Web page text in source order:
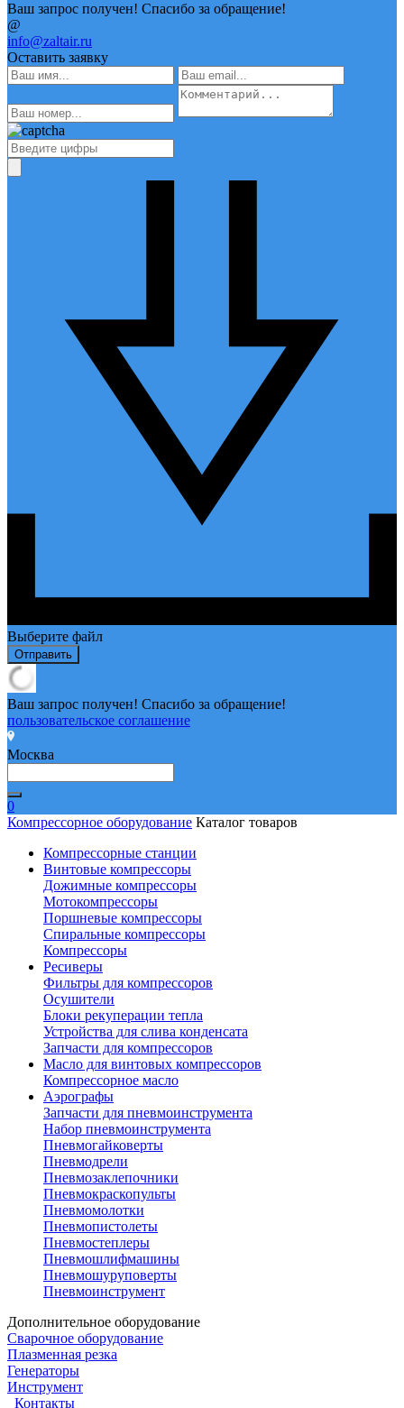
Ваш запрос получен! Спасибо за обращение!
@
info@zaltair.ru
Оставить заявку
Выберите файл
Отправить
Ваш запрос получен! Спасибо за обращение!
пользовательское соглашение
Москва
0
Компрессорное оборудование Каталог товаров
Компрессорные станции
Винтовые компрессоры
Дожимные компрессоры
Мотокомпрессоры
Поршневые компрессоры
Спиральные компрессоры
Компрессоры
Ресиверы
Фильтры для компрессоров
Осушители
Блоки рекуперации тепла
Устройства для слива конденсата
Запчасти для компрессоров
Масло для винтовых компрессоров
Компрессорное масло
Аэрографы
Запчасти для пневмоинструмента
Набор пневмоинструмента
Пневмогайковерты
Пневмодрели
Пневмозаклепочники
Пневмокраскопульты
Пневмомолотки
Пневмопистолеты
Пневмостеплеры
Пневмошлифмашины
Пневмошуруповерты
Пневмоинструмент
Дополнительное оборудование
Сварочное оборудование
Плазменная резка
Генераторы
Инструмент
Контакты